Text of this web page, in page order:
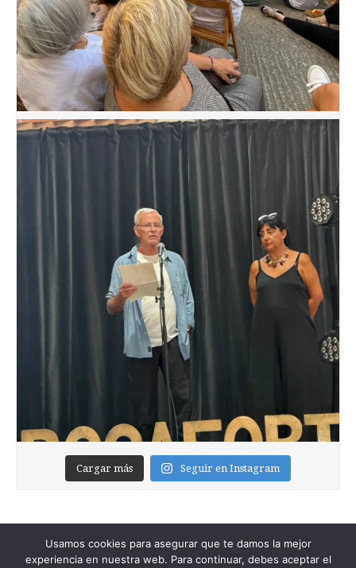
Cargar más Seguir en Instagram
Usamos cookies para asegurar que te damos la mejor
experiencia en nuestra web. Para continuar, debes aceptar el